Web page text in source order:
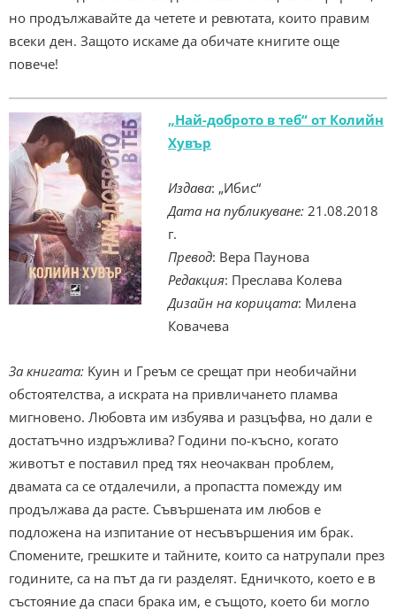
но продължавайте да четете и ревютата, които правим
всеки ден. Защото искаме да обичате книгите още
повече!
„Най-доброто в теб“ от Колийн
Хувър
Издава: „Ибис“
Дата на публикуване: 21.08.2018
г.
Превод: Вера Паунова
Редакция: Преслава Колева
Дизайн на корицата: Милена
Ковачева
За книгата: Kуин и Греъм се срещат при необичайни
обстоятелства, а искрата на привличането пламва
мигновено. Любовта им избуява и разцъфва, но дали е
достатъчно издръжлива? Години по-късно, когато
животът е поставил пред тях неочакван проблем,
двамата са се отдалечили, а пропастта помежду им
продължава да расте. Съвършената им любов е
подложена на изпитание от несъвършения им брак.
Спомените, грешките и тайните, които са натрупали през
годините, са на път да ги разделят. Едничкото, което е в
състояние да спаси брака им, е същото, което би могло